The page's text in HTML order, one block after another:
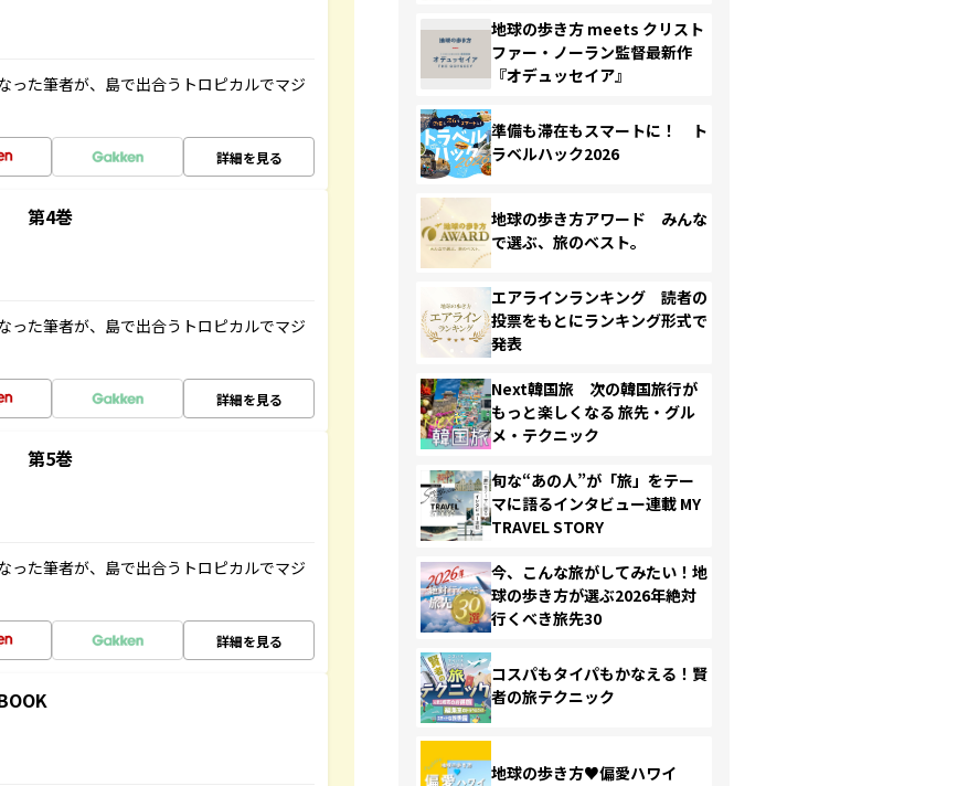
った筆者が、島で出合うトロピカルでマジ
詳細を見る
第4巻
った筆者が、島で出合うトロピカルでマジ
詳細を見る
第5巻
った筆者が、島で出合うトロピカルでマジ
詳細を見る
地球の歩き方 meets クリスト
ファー・ノーラン監督最新作
『オデュッセイア』
準備も滞在もスマートに！ ト
ラベルハック2026
地球の歩き方アワード みんな
で選ぶ、旅のベスト。
エアラインランキング 読者の
投票をもとにランキング形式で
発表
Next韓国旅 次の韓国旅行が
もっと楽しくなる 旅先・グル
メ・テクニック
旬な“あの人”が「旅」をテー
マに語るインタビュー連載 MY
TRAVEL STORY
今、こんな旅がしてみたい！地
球の歩き方が選ぶ2026年絶対
行くべき旅先30
コスパもタイパもかなえる！賢
者の旅テクニック
地球の歩き方♥偏愛ハワイ